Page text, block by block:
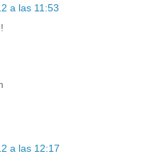
a las 11:53
a las 12:17